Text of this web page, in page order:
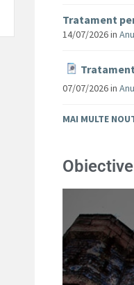
Tratament
14/07/2026in
07/07/2026in
MAI MULTE